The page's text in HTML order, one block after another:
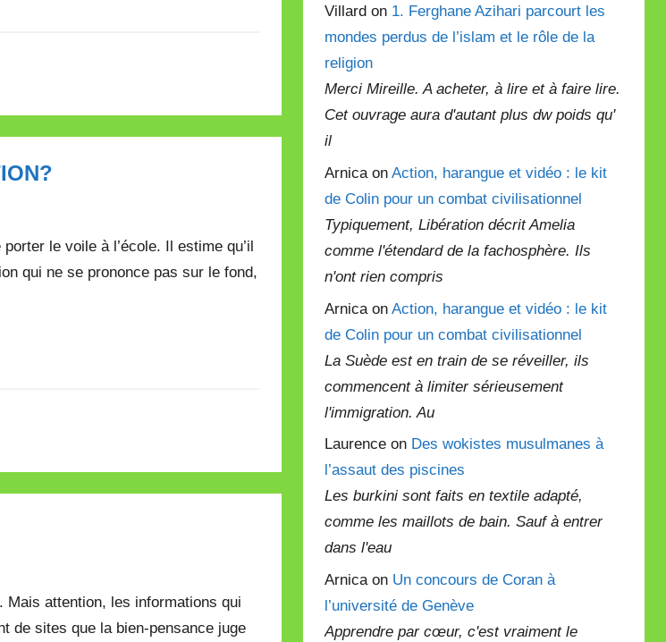
le voile à l’école. Il estime qu’il
qui ne se prononce pas sur le fond,
attention, les informations qui
de sites que la bien-pensance juge
Villard on 1. Ferghane Azihari parcourt les
mondes perdus de l’islam et le rôle de la
religion
Merci Mireille. A acheter, à lire et à faire lire.
Cet ouvrage aura d'autant plus dw poids qu'
il
Arnica onAction, harangue et vidéo : le kit
de Colin pour un combat civilisationnel
Typiquement, Libération décrit Amelia
comme l'étendard de la fachosphère. Ils
n'ont rien compris
Arnica onAction, harangue et vidéo : le kit
de Colin pour un combat civilisationnel
La Suède est en train de se réveiller, ils
commencent à limiter sérieusement
l'immigration. Au
Laurence on Des wokistes musulmanes à
l’assaut des piscines
Les burkini sont faits en textile adapté,
comme les maillots de bain. Sauf à entrer
dans l'eau
Arnica on Un concours de Coran à
l’université de Genève
Apprendre par cœur, c'est vraiment le